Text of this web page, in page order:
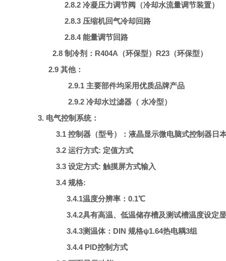
2.8.2 冷凝压力调节阀（冷却水流量调节装置）
2.8.3 压缩机回气冷却回路
2.8.4 能量调节回路
2.8 制冷剂：R404A（环保型） R23 （环保型）
2.9 其他：
2.9.1 主要部件均采用优质品牌产品
2.9.2 冷却水过滤器（ 水冷型）
3. 电气控制系统：
3.1 控制器（型号）： 液晶显示微电脑式控制器 日
3.2 运行方式: 定值方式
3.3 设定方式: 触摸屏方式输入
3.4规格:
3.4.1温度分辨率：0.1℃
3.4.2具有高温、低温储存槽及测试槽温度设定
3.4.3测温体：DIN 规格ψ1.64热电耦3组
3.4.4 PID控制方式